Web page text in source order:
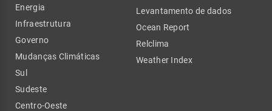
Energia
Infraestrutura
Governo
Mudanças Climáticas
Sul
Sudeste
Centro-Oeste
Levantamento de dados
Ocean Report
Relclima
Weather Index